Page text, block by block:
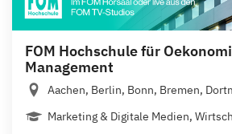
FOM Hochschule für
Management
Aachen, Berlin, Bonn, Bremen,
Marketing & Digitale Medien,